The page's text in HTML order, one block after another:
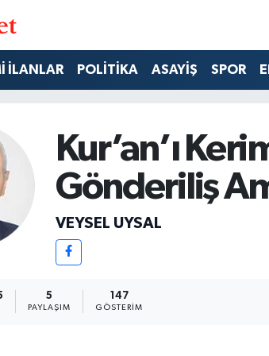
İLANLAR POLİTİKA ASAYİŞ SPOR
Kur’an’ı
Gönderiliş
VEYSEL UYSAL
5
PAYLAŞIM
147
GÖSTERIM
Fikstür